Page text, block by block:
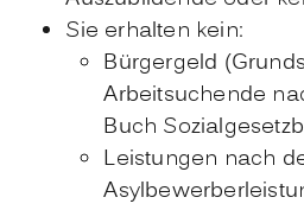
Sie erhalten kein:
Bürgergeld
Arbeitsuchende
Buch
Leistungen nach